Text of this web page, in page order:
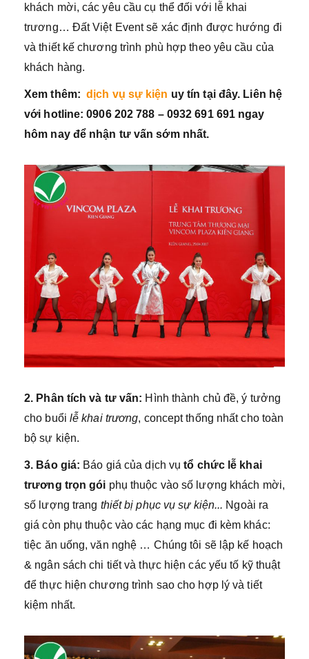
khách mời, các yêu cầu cụ thể đối với lễ khai
trương… Đất Việt Event sẽ xác định được hướng đi
và thiết kế chương trình phù hợp theo yêu cầu của
khách hàng.
Xem thêm: dịch vụ sự kiện uy tín tại đây. Liên hệ
với hotline: 0906 202 788 – 0932 691 691 ngay
hôm nay để nhận tư vấn sớm nhất.
2. Phân tích và tư vấn: Hình thành chủ đề, ý tưởng
cho buổi lễ khai trương, concept thống nhất cho toàn
bộ sự kiện.
3. Báo giá: Báo giá của dịch vụtổ chức lễ khai
trương trọn gói phụ thuộc vào số lượng khách mời,
số lượng trang thiết bị phục vụ sự kiện... Ngoài ra
giá còn phụ thuộc vào các hạng mục đi kèm khác:
tiệc ăn uống, văn nghệ … Chúng tôi sẽ lập kế hoạch
& ngân sách chi tiết và thực hiện các yếu tố kỹ thuật
để thực hiện chương trình sao cho hợp lý và tiết
kiệm nhất.